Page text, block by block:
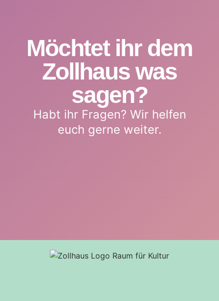
Möchtet ihr dem
Zollhaus was
sagen?
Habt ihr Fragen? Wir helfen
euch gerne weiter.